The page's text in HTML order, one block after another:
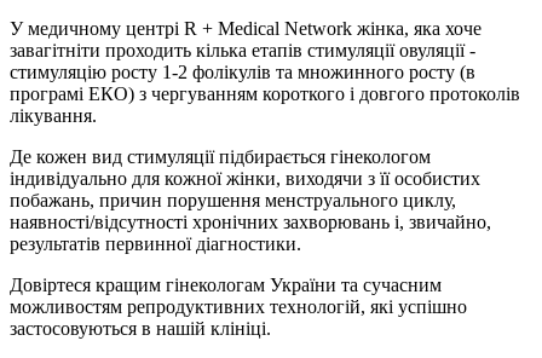
У медичному центрі R + Medical Network жінка, яка хоче
завагітніти проходить кілька етапів стимуляції овуляції -
стимуляцію росту 1-2 фолікулів та множинного росту (в
програмі ЕКО) з чергуванням короткого і довгого протоколів
лікування.
Де кожен вид стимуляції підбирається гінекологом
індивідуально для кожної жінки, виходячи з її особистих
побажань, причин порушення менструального циклу,
наявності/відсутності хронічних захворювань і, звичайно,
результатів первинної діагностики.
Довіртеся кращим гінекологам України та сучасним
можливостям репродуктивних технологій, які успішно
застосовуються в нашій клініці.